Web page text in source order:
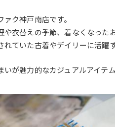
ク神戸南店です。
や衣替えの季節、着なくなった
れていた古着やデイリーに活躍
が魅力的なカジュアルアイテ